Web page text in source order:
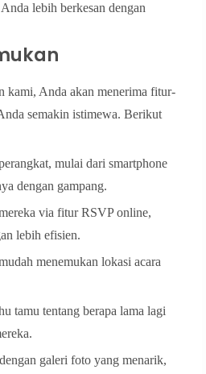
lebih berkesan dengan
kami, Anda akan menerima fitur-
semakin istimewa. Berikut
mulai dari smartphone
dengan gampang.
via fitur RSVP online,
lebih efisien.
menemukan lokasi acara
tamu tentang berapa lama lagi
galeri foto yang menarik,